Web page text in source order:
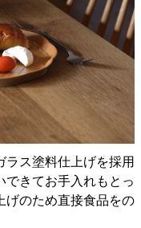
ス塗料仕上げを採用
できてお手入れもとっ
げのため直接食品をの